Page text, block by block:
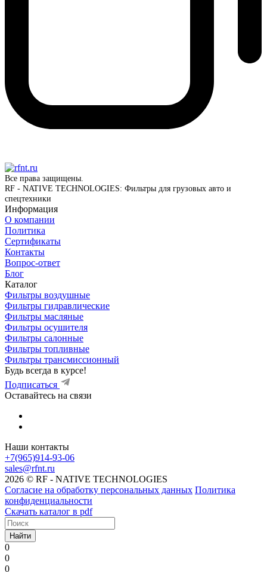
Все права защищены.
RF - NATIVE TECHNOLOGIES: Фильтры для грузовых авто и
спецтехники
Информация
О компании
Политика
Сертификаты
Контакты
Вопрос-ответ
Блог
Каталог
Фильтры воздушные
Фильтры гидравлические
Фильтры масляные
Фильтры осушителя
Фильтры салонные
Фильтры топливные
Фильтры трансмиссионный
Будь всегда в курсе!
Подписаться
Оставайтесь на связи
Наши контакты
+7(965)914-93-06
sales@rfnt.ru
2026 © RF - NATIVE TECHNOLOGIES
Согласие на обработку персональных данных Политика
конфиденциальности
Скачать каталог в pdf
Найти
0
0
0